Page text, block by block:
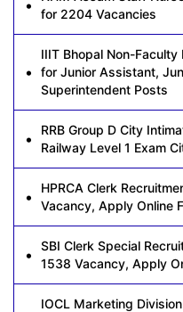
for 2204 Vacancies
IIIT Bhopal Non-
for Junior Assistant,
Superintendent Posts
RRB Group D City
Railway Level 1 Exam
HPRCA Clerk
Vacancy, Apply Online
SBI Clerk Special
1538 Vacancy, Apply
IOCL Marketing